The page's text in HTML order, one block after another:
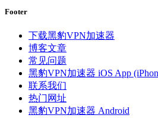
Footer
下载黑豹VPN加速器
博客文章
常见问题
黑豹VPN加速器 iOS App
联系我们
热门网址
黑豹VPN加速器 Android